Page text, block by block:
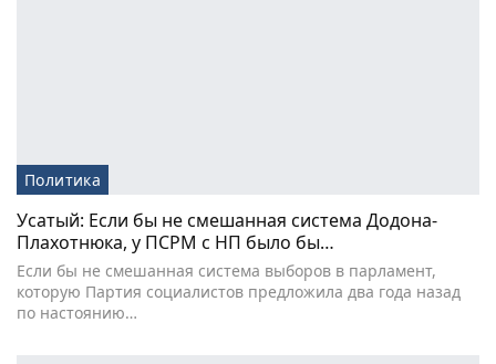
Политика
Усатый: Если бы не смешанная система Додона-
Плахотнюка, у ПСРМ с НП было бы…
Если бы не смешанная система выборов в парламент,
которую Партия социалистов предложила два года назад
по настоянию…